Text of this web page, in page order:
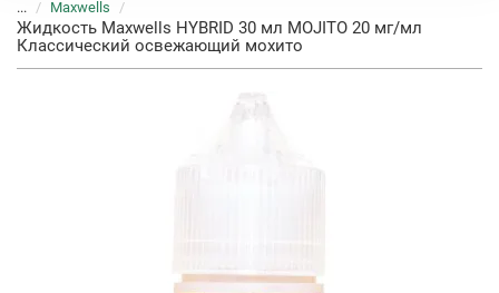
... Maxwells
Жидкость Maxwells HYBRID 30 мл MOJITO 20 мг/мл
Классический освежающий мохито